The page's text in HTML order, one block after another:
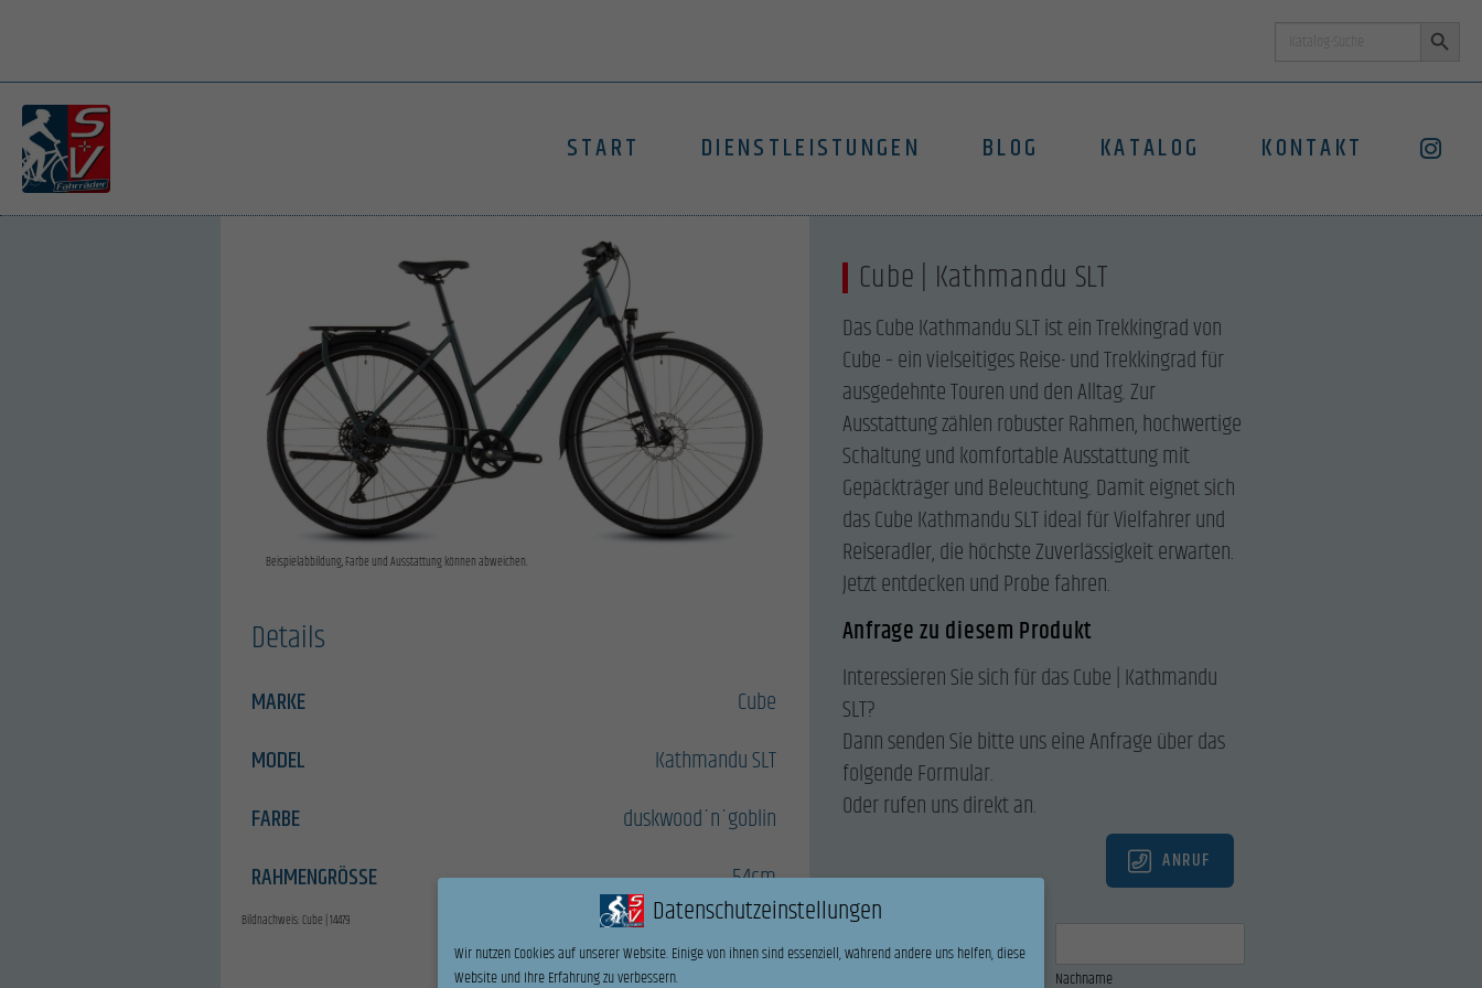
START DIENSTLEISTUNGEN BLOG KATALOG KONTAKT
Beispielabbildung, Farbe und Ausstattung können abweichen.
Details
MARKE
Cube
MODEL
Kathmandu SLT
FARBE
duskwood´n´goblin
RAHMENGRÖSSE
54cm
Bildnachweis: Cube | 14479
Cube | Kathmandu SLT
Das Cube Kathmandu SLT ist ein Trekkingrad von
Cube – ein vielseitiges Reise- und Trekkingrad für
ausgedehnte Touren und den Alltag. Zur
Ausstattung zählen robuster Rahmen, hochwertige
Schaltung und komfortable Ausstattung mit
Gepäckträger und Beleuchtung. Damit eignet sich
das Cube Kathmandu SLT ideal für Vielfahrer und
Reiseradler, die höchste Zuverlässigkeit erwarten.
Jetzt entdecken und Probe fahren.
Anfrage zu diesem Produkt
Interessieren Sie sich für das Cube | Kathmandu
SLT?
Dann senden Sie bitte uns eine Anfrage über das
folgende Formular.
Oder rufen uns direkt an.
ANRUF
Name*
Nachname
Datenschutzeinstellungen
Wir nutzen Cookies auf unserer Website. Einige von ihnen sind essenziell, während andere uns helfen, diese
Website und Ihre Erfahrung zu verbessern.